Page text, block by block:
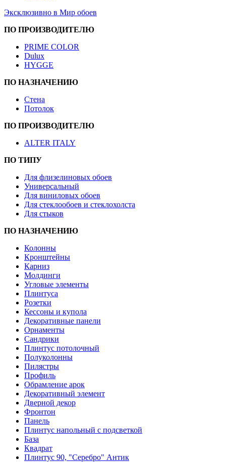
Эксклюзивно в Мир обоев
ПО ПРОИЗВОДИТЕЛЮ
PRIME COLOR
Dulux
HYGGE
ПО НАЗНАЧЕНИЮ
Стена
Потолок
ПО ПРОИЗВОДИТЕЛЮ
ALTER ITALY
ПО ТИПУ
Для флизелиновых обоев
Универсальный
Для виниловых обоев
Для стеклообоев и стеклохолста
Для стыков
ПО НАЗНАЧЕНИЮ
Колонны
Кронштейны
Карниз
Молдинги
Угловые элементы
Плинтуса
Розетки
Кессоны и купола
Декоративные панели
Орнаменты
Сандрики
Плинтус потолочный
Полуколонны
Пилястры
Профиль
Обрамление арок
Декоративный элемент
Дверной декор
Фронтон
Панель
Плинтус напольный с подсветкой
База
Квадрат
Плинтус 90, "Серебро" Антик